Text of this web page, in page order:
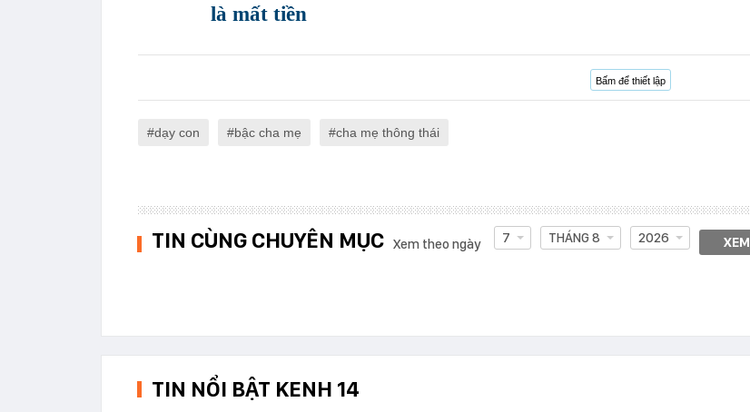
là mất tiền
Bấm để thiết lập
dạy con bậc cha mẹ cha mẹ thông thái
TIN CÙNG CHUYÊN MỤC Xem theo ngày 7 THÁNG 8 2026 XEM
TIN NỔI BẬT KENH 14